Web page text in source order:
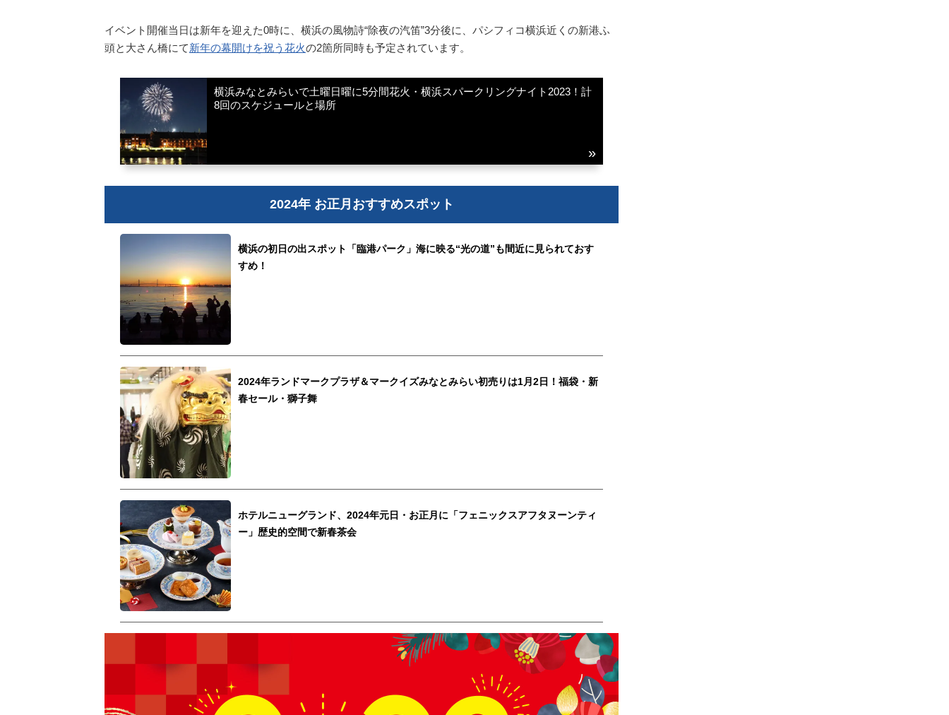
イベント開催当日は新年を迎えた0時に、横浜の風物詩“除夜の汽笛”3分後に、パシフィコ横浜近くの新港ふ
頭と大さん橋にて新年の幕開けを祝う花火の2箇所同時も予定されています。
横浜みなとみらいで土曜日曜に5分間花火・横浜スパークリングナイト2023！計
8回のスケジュールと場所
2024年 お正月おすすめスポット
横浜の初日の出スポット「臨港パーク」海に映る“光の道”も間近に見られておす
すめ！
2024年ランドマークプラザ＆マークイズみなとみらい初売りは1月2日！福袋・新
春セール・獅子舞
ホテルニューグランド、2024年元日・お正月に「フェニックスアフタヌーンティ
ー」歴史的空間で新春茶会